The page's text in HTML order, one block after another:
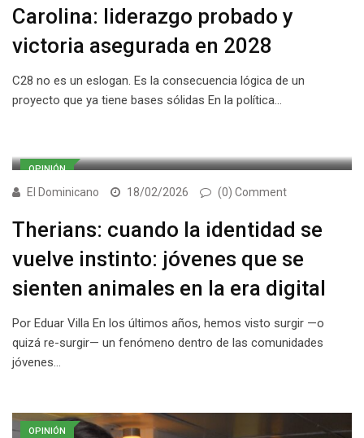
Carolina: liderazgo probado y
victoria asegurada en 2028
C28 no es un eslogan. Es la consecuencia lógica de un
proyecto que ya tiene bases sólidas En la política…
OPINIÓN
El Dominicano 18/02/2026 (0) Comment
Therians: cuando la identidad se
vuelve instinto: jóvenes que se
sienten animales en la era digital
Por Eduar Villa En los últimos años, hemos visto surgir —o
quizá re-surgir— un fenómeno dentro de las comunidades
jóvenes…
OPINIÓN